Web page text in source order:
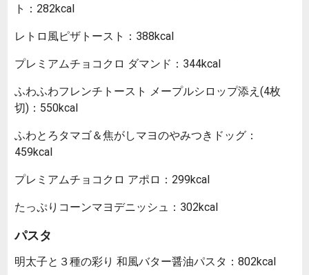
ト：282kcal
レトロ風ピザトースト：388kcal
プレミアムチョコクロ ダマンド：344kcal
ふわふわフレンチトースト メープルシロップ添え(4枚
切)：550kcal
ふわとろタマゴ＆焦がしマヨのやみつきドッグ：
459kcal
プレミアムチョコクロ アポロ：299kcal
たっぷりコーンマヨデニッシュ：302kcal
パスタ
明太子と３種の彩り 和風バター醤油パスタ：802kcal